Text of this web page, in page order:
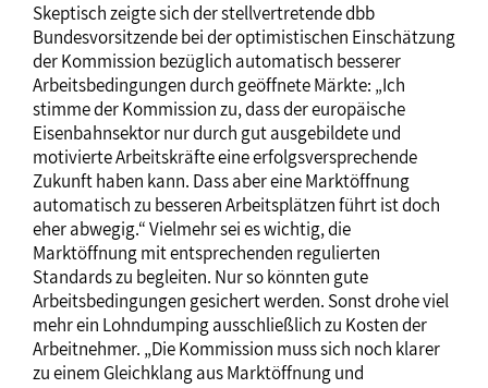
Skeptisch zeigte sich der stellvertretende dbb
Bundesvorsitzende bei der optimistischen Einschätzung
der Kommission bezüglich automatisch besserer
Arbeitsbedingungen durch geöffnete Märkte: „Ich
stimme der Kommission zu, dass der europäische
Eisenbahnsektor nur durch gut ausgebildete und
motivierte Arbeitskräfte eine erfolgsversprechende
Zukunft haben kann. Dass aber eine Marktöffnung
automatisch zu besseren Arbeitsplätzen führt ist doch
eher abwegig.“ Vielmehr sei es wichtig, die
Marktöffnung mit entsprechenden regulierten
Standards zu begleiten. Nur so könnten gute
Arbeitsbedingungen gesichert werden. Sonst drohe viel
mehr ein Lohndumping ausschließlich zu Kosten der
Arbeitnehmer. „Die Kommission muss sich noch klarer
zu einem Gleichklang aus Marktöffnung und